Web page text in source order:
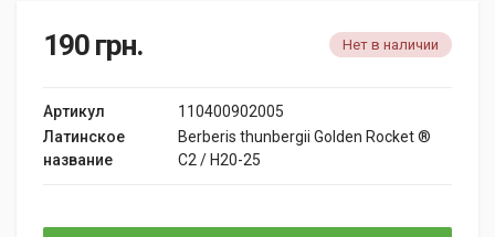
190 грн. Нет в наличии
Артикул
110400902005
Латинское
название
Berberis thunbergii Golden Rocket ®
C2 / H20-25